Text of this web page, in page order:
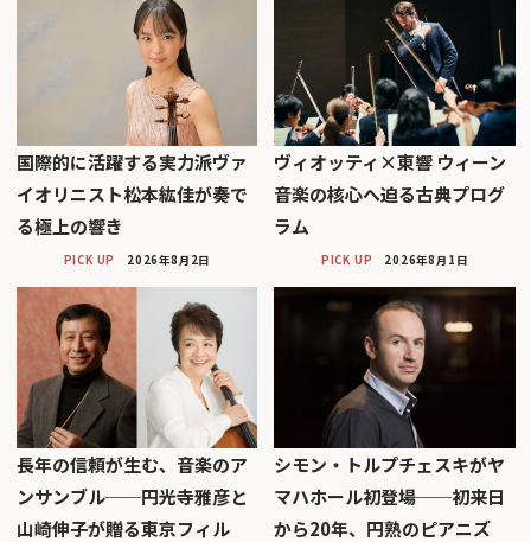
国際的に活躍する実力派ヴァ
イオリニスト松本紘佳が奏で
る極上の響き
PICK UP 2026年8月2日
ヴィオッティ×東響 ウィーン
音楽の核心へ迫る古典プログ
ラム
PICK UP 2026年8月1日
長年の信頼が生む、音楽のア
ンサンブル──円光寺雅彦と
山崎伸子が贈る東京フィル
シモン・トルプチェスキがヤ
マハホール初登場──初来日
から20年、円熟のピアニズ